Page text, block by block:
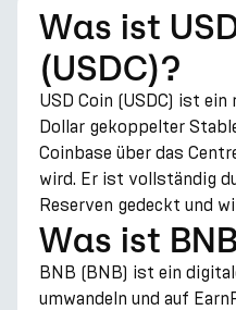
Was ist
(USDC)?
USD Coin (USDC) ist ein
Dollar gekoppelter
Coinbase über das
wird. Er ist vollständig
Reserven gedeckt und
Was ist
BNB (BNB) ist ein
umwandeln und auf